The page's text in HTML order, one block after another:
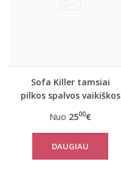
Sofa Killer tamsiai
pilkos spalvos vaikiškos
Nuo 2500€
DAUGIAU